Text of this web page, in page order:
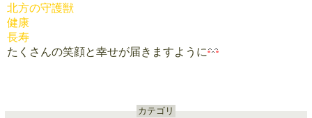
北方の守護獣
健康
長寿
たくさんの笑顔と幸せが届きますように
カテゴリ